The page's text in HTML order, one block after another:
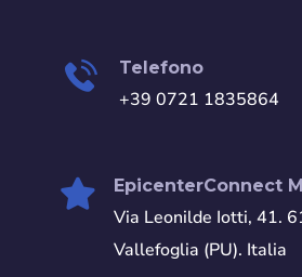
Telefono
+39 0721 1835864
EpicenterConnect
Via Leonilde Iotti, 41.
Vallefoglia (PU). Italia